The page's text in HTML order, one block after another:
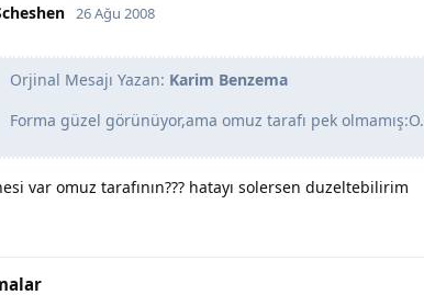
26 Ağu 2008
Orjinal Mesajı Yazan: Karim Benzema
Forma güzel görünüyor,ama omuz tarafı pek olmamış:O.
var omuz tarafının??? hatayı solersen duzeltebilirim